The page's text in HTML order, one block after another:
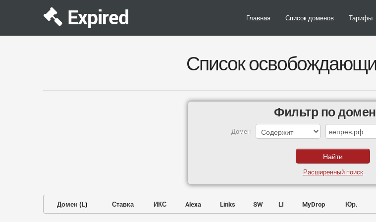
Expired Главная Список доменов Тарифы
Список
Фильтр по
Домен
Расширенный поиск
Домен (L) Ставка ИКС Alexa Links SW LI MyDrop Юр.